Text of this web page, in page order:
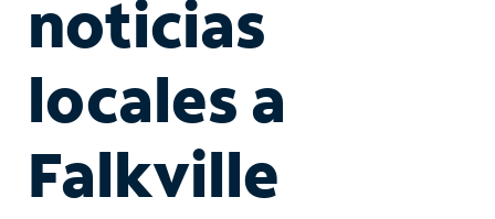
noticias
locales a
Falkville